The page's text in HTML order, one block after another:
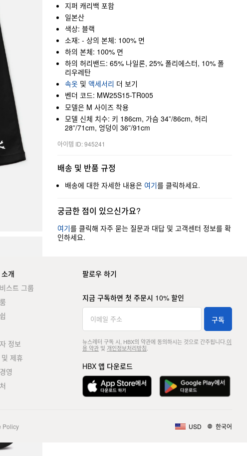
지퍼 캐리백 포함
일본산
색상: 블랙
소재: - 상의 본체: 100% 면
하의 본체: 100% 면
하의 허리밴드: 65% 나일론, 25% 폴리에스터, 10% 폴
리우레탄
속옷 및 액세서리 더 보기
벤더 코드: MW25S15-TR005
모델은 M 사이즈 착용
모델 신체 치수: 키 186cm, 가슴 34”/86cm, 허리
28”/71cm, 엉덩이 36”/91cm
아이템 ID: 945241
배송 및 반품 규정
배송에 대한 자세한 내용은 여기를 클릭하세요.
궁금한 점이 있으신가요?
여기를 클릭해 자주 묻는 질문과 대답 및 고객센터 정보를 확
인하세요.
개
스트 그룹
정보
제휴
영
팔로우 하기
지금 구독하면 첫 주문시 10% 할인
구독
뉴스레터 구독 시, HBX의 약관에 동의하시는 것으로 간주됩니다. 이
용 약관및 개인정보처리방침
HBX 앱 다운로드
Policy USD 한국어